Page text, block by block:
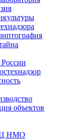
объектов
НМО